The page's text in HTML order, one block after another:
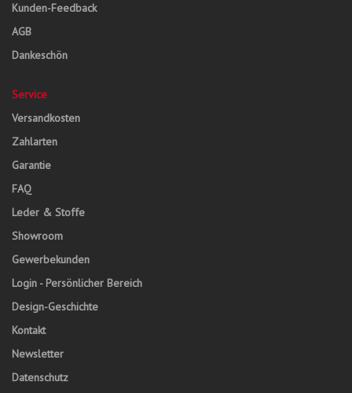
Kunden-Feedback
AGB
Dankeschön
Service
Versandkosten
Zahlarten
Garantie
FAQ
Leder & Stoffe
Showroom
Gewerbekunden
Login - Persönlicher Bereich
Design-Geschichte
Kontakt
Newsletter
Datenschutz